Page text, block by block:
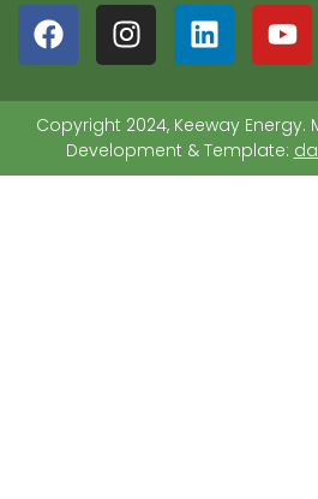
Copyright 2024, Keeway
Development & Template: